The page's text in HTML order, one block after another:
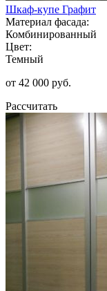
Шкаф-купе Графит
Материал фасада:
Комбинированный
Цвет:
Темный
от 42 000 руб.
Рассчитать